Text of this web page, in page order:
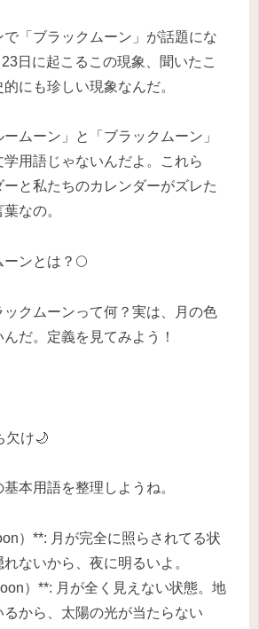
「ブラックムーン」が話題にな
日に起こるこの現象、聞いたこ
にも珍しい現象なんだ。
ムーン」と「ブラックムーン」
用語じゃないんだよ。これら
と私たちのカレンダーがズレた
なの。
ンとは？🌕
ックムーンって何？実は、月の色
だ。定義を見てみよう！
欠け🌙
本用語を整理しようね。
）**: 月が完全に照らされてる状
ないから、夜に明るいよ。
）**: 月が全く見えない状態。地
から、太陽の光が当たらない